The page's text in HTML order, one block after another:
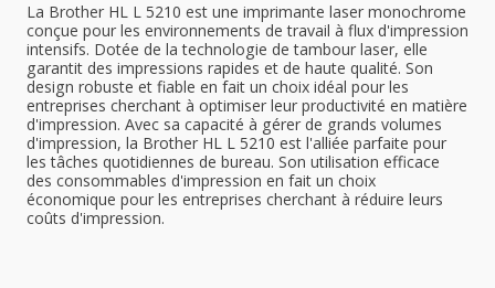
La Brother HL L 5210 est une imprimante laser monochrome
conçue pour les environnements de travail à flux d'impression
intensifs. Dotée de la technologie de tambour laser, elle
garantit des impressions rapides et de haute qualité. Son
design robuste et fiable en fait un choix idéal pour les
entreprises cherchant à optimiser leur productivité en matière
d'impression. Avec sa capacité à gérer de grands volumes
d'impression, la Brother HL L 5210 est l'alliée parfaite pour
les tâches quotidiennes de bureau. Son utilisation efficace
des consommables d'impression en fait un choix
économique pour les entreprises cherchant à réduire leurs
coûts d'impression.